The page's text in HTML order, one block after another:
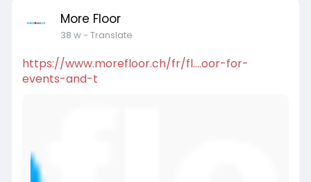
More Floor
38 w- Translate
https://www.morefloor.ch/fr/fl....oor-for-
events-and-t